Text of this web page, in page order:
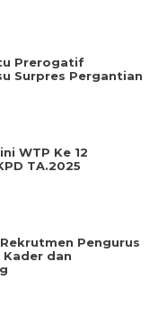
Prerogatif
Surpres Pergantian
WTP Ke 12
TA.2025
Pengurus
Kader dan